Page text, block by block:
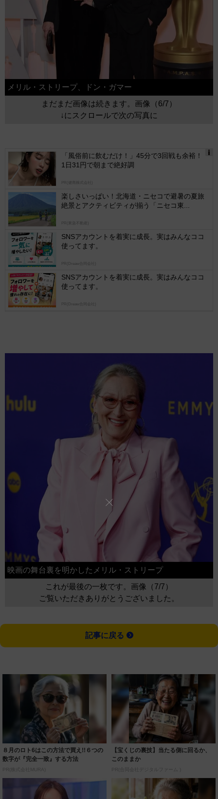
メリル・ストリープ、ドン・ガマー
まだまだ画像は続きます。画像（6/7）
↓にスクロールで次の写真に
「風俗前に飲むだけ！」45分で3回戦も余裕！
1日31円で朝まで絶好調
PR(健商株式会社)
楽しさいっぱい！北海道・ニセコで避暑の夏旅
絶景とアクティビティが揃う「ニセコ東...
PR(東急不動産)
SNSアカウントを着実に成長。実はみんなココ
使ってます。
PR(Dreaw合同会社)
SNSアカウントを着実に成長。実はみんなココ
使ってます。
PR(Dreaw合同会社)
映画の舞台裏を明かしたメリル・ストリープ
これが最後の一枚です。画像（7/7）
ご覧いただきありがとうございました。
記事に戻る
８月のロト6はこの方法で買え!!６つの
数字が『完全一致』する方法
PR(株式会社MURA)
【宝くじの裏技】当たる側に回るか、
このままか
PR(合同会社デジタルファーム )